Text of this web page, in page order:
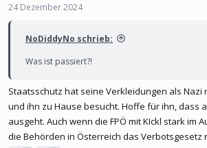
24 Dezember 2024
NoDiddyNo schrieb:
Was ist passiert?!
Staatsschutz hat seine Verkleidungen als Nazi
und ihn zu Hause besucht. Hoffe für ihn, dass
ausgeht. Auch wenn die FPÖ mit KIckl stark im
die Behörden in Österreich das Verbotsgesetz